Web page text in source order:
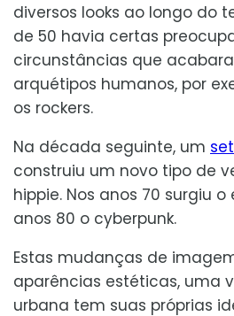
diversos looks ao longo do
de 50 havia certas
circunstâncias que
arquétipos humanos, por
os rockers.
Na década seguinte, um
construiu um novo tipo de
hippie. Nos anos 70 surgiu o
anos 80 o cyberpunk.
Estas mudanças de
aparências estéticas, uma
urbana tem suas próprias